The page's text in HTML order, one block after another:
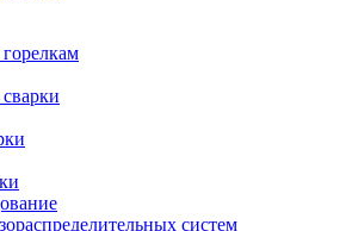
систем